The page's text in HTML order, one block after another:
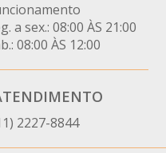
a sex.: 08:00 ÀS 21:00
08:00 ÀS 12:00
2227-8844